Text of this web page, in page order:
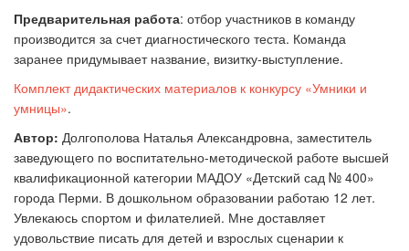
Предварительная работа: отбор участников в команду
производится за счет диагностического теста. Команда
заранее придумывает название, визитку-выступление.
Комплект дидактических материалов к конкурсу «Умники и
умницы».
Автор: Долгополова Наталья Александровна, заместитель
заведующего по воспитательно-методической работе высшей
квалификационной категории МАДОУ «Детский сад № 400»
города Перми. В дошкольном образовании работаю 12 лет.
Увлекаюсь спортом и филателией. Мне доставляет
удовольствие писать для детей и взрослых сценарии к